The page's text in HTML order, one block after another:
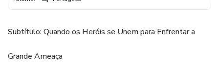
Subtítulo: Quando os Heróis se Unem para Enfrentar a
Grande Ameaça